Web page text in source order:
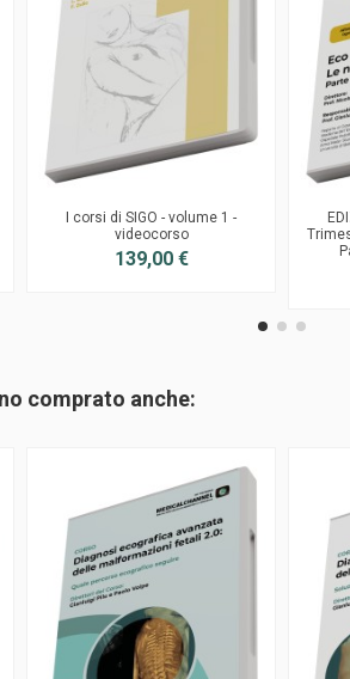
I corsi di SIGO - volume 1 -
videocorso
139,00 €
comprato anche: